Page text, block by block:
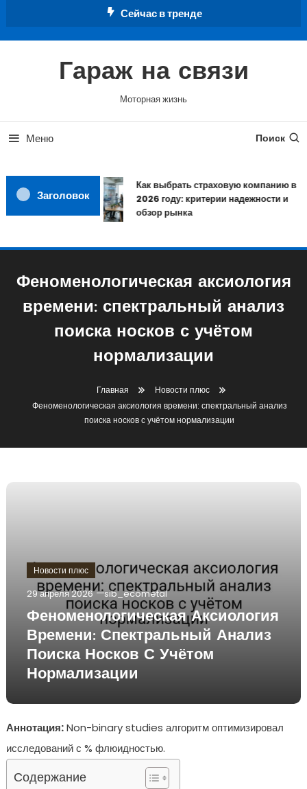
Сейчас в тренде
Гараж на связи
Моторная жизнь
Меню Поиск
Заголовок
Как выбрать страховую компанию в
2026 году: критерии надежности и
обзор рынка
Феноменологическая аксиология
времени: спектральный анализ
поиска носков с учётом
нормализации
Главная
Новости плюс
Феноменологическая аксиология времени: спектральный анализ
поиска носков с учётом нормализации
Новости плюс
29 апреля 2026 sib_ecometal
Феноменологическая Аксиология
Времени: Спектральный Анализ
Поиска Носков С Учётом
Нормализации
Аннотация:Non-binary studies алгоритм оптимизировал
исследований с % флюидностью.
Содержание